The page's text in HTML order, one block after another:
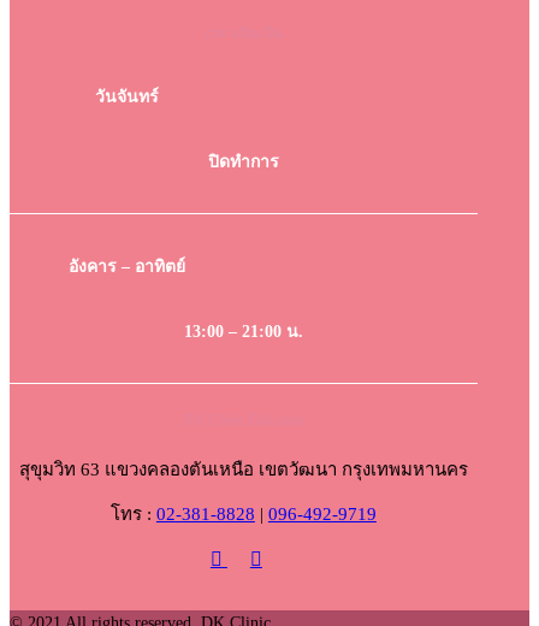
วันจันทร์
ปิดทำการ
อังคาร – อาทิตย์
13:00 – 21:00 น.
สุขุมวิท 63 แขวงคลองตันเหนือ เขตวัฒนา กรุงเทพมหานคร
โทร : 02-381-8828 | 096-492-9719